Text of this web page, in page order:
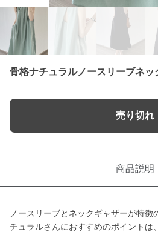
骨格ナチュラルノースリーブネッ
売り切れ
商品説明
ノースリーブとネックギャザーが特
チュラルさんにおすすめのポイントは